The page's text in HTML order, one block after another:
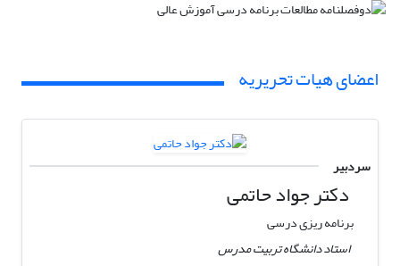
اعضای هیات تحریریه
سردبیر
دکتر جواد حاتمی
برنامه ریزی درسی
استاد دانشگاه تربیت مدرس